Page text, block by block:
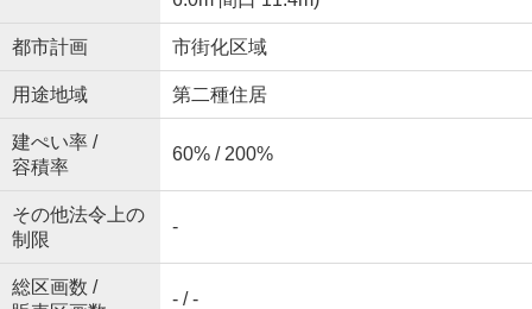
都市計画 市街化区域
用途地域 第二種住居
建ぺい率 /
容積率
60% / 200%
その他法令上の
制限
-
総区画数 /
- / -